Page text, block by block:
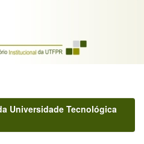
Universidade Tecnológica